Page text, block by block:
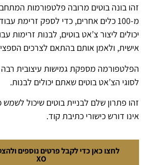
זהו בונה בוטים מרובה פלטפורמות
מ-100 כלים אחרים, כדי לספק זרימת
יכולים ליצור צ’אט בוטים, לבנות זרימות
אישית, ולאמן אותם בהתאם לצרכים
הפלטפורמה מספקת גמישות עיצובית רבה
לסוגי הצ’אט בוטים שאתם יכולים לבנות.
זהו פתרון שלם לבניית בוטים שיכול לשמש
אינו דורש כישורי כתיבת קוד.
XO